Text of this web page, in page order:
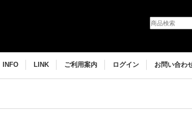
INFO LINK ご利用案内 ログイン お問い合わ